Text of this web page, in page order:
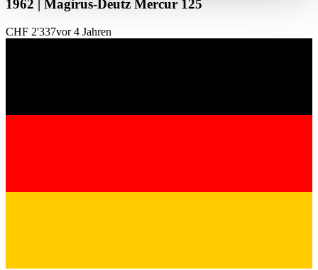
haben oder die sie im Rahmen Ihrer Nutzung der Dienste
1962 | Magirus-Deutz Mercur 125
CHF 2'337vor 4 Jahren